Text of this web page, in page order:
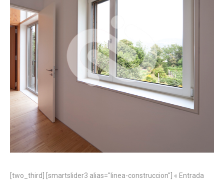
[two_third] [smartslider3 alias="linea-construccion"] « Entrada